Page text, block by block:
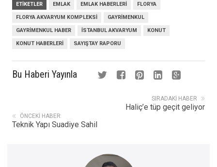
ETIKETLER EMLAK EMLAK HABERLERI FLORYA
FLORYA AKVARYUM KOMPLEKSI GAYRIMENKUL
GAYRIMENKUL HABER ISTANBUL AKVARYUM KONUT
KONUT HABERLERI SAYIŞTAY RAPORU
Bu Haberi Yayınla
SIRADAKI HABER
Haliç’e tüp geçit geliyor
ÖNCEKI HABER
Teknik Yapı Suadiye Sahil